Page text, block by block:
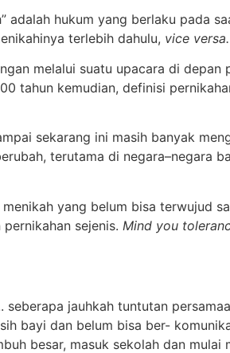
adalah hukum yang berlaku pada
terlebih dahulu, vice versa.
melalui suatu upacara di depan
tahun kemudian, definisi
sekarang ini masih banyak
terutama di negara–negara
yang belum bisa terwujud
sejenis. Mind you
jauhkah tuntutan
bayi dan belum bisa ber-
besar, masuk sekolah dan mulai